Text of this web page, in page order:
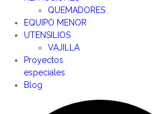
QUEMADORES
EQUIPO MENOR
UTENSILIOS
VAJILLA
Proyectos
especiales
Blog